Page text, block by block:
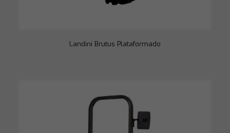
Landini Brutus Plataformado
melhorar a
o site é usado.
melhor possível
durante a sua
visita. Se você
recusar esses